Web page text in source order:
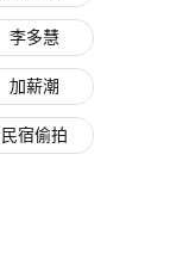
李多慧
加薪潮
民宿偷拍